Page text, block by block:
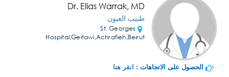
Dr. Elias Warrak, MD
طبيب العيون
St. Georges
Hospital,Geitawi,Achrafieh,Beirut
الحصول على الاتجاهات : انقر هنا